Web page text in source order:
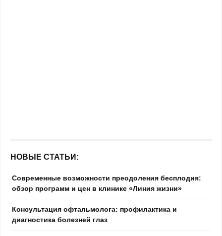
НОВЫЕ СТАТЬИ:
Современные возможности преодоления бесплодия:
обзор программ и цен в клинике «Линия жизни»
Консультация офтальмолога: профилактика и
диагностика болезней глаз